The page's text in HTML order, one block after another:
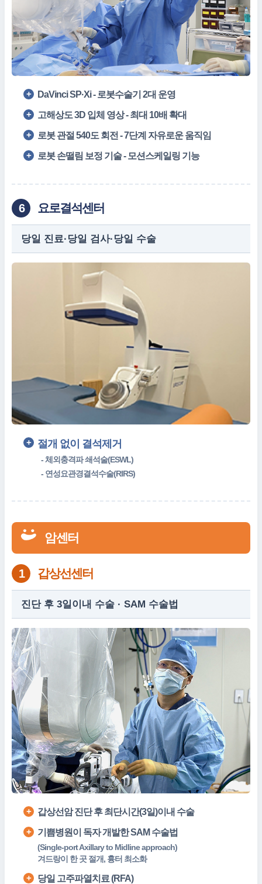
DaVinci SP·Xi - 로봇수술기 2대 운영
고해상도 3D 입체 영상 - 최대 10배 확대
로봇 관절 540도 회전 - 7단계 자유로운 움직임
로봇 손떨림 보정 기술 - 모션스케일링 기능
6 요로결석센터
당일 진료·당일 검사·당일 수술
절개 없이 결석제거
- 체외충격파 쇄석술(ESWL)
- 연성요관경결석수술(RIRS)
암센터
1 갑상선센터
진단 후 3일이내 수술 · SAM 수술법
갑상선암 진단 후 최단시간(3일)이내 수술
기쁨병원이 독자 개발한 SAM 수술법
(Single-port Axillary to Midline approach)
겨드랑이 한 곳 절개, 흉터 최소화
당일 고주파열치료 (RFA)